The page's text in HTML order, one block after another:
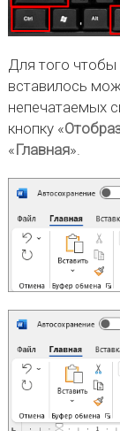
Для того чтобы
вставилось
непечатаемых
кнопку «
«Главная».